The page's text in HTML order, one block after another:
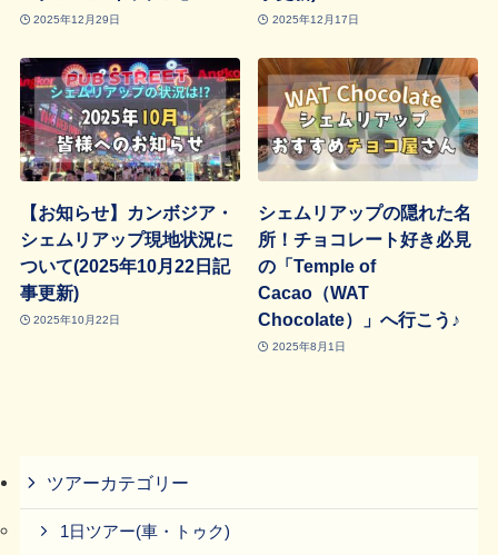
2025年12月29日 2025年12月17日
【お知らせ】カンボジア・
シェムリアップ現地状況に
ついて(2025年10月22日記
事更新)
2025年10月22日
シェムリアップの隠れた名
所！チョコレート好き必見
の「Temple of
Cacao（WAT
Chocolate）」へ行こう♪
2025年8月1日
ツアーカテゴリー
1日ツアー(車・トゥク)